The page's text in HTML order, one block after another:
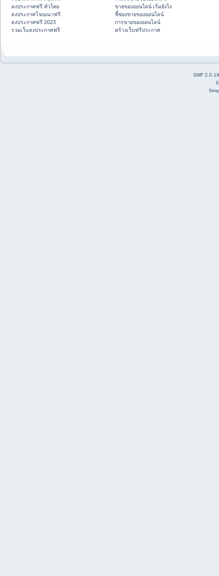
ลงประกาศฟรี ทั่วไทย
ลงประกาศโฆษณาฟรี
ลงประกาศฟรี 2023
รวมเว็บลงประกาศฟรี
ขายของออนไลน์ เริ่มยังไง
ชี้ช่องขายของออนไลน์
การขายของออนไลน์
สร้างเว็บฟรีประกาศ
SMF 2.0.18